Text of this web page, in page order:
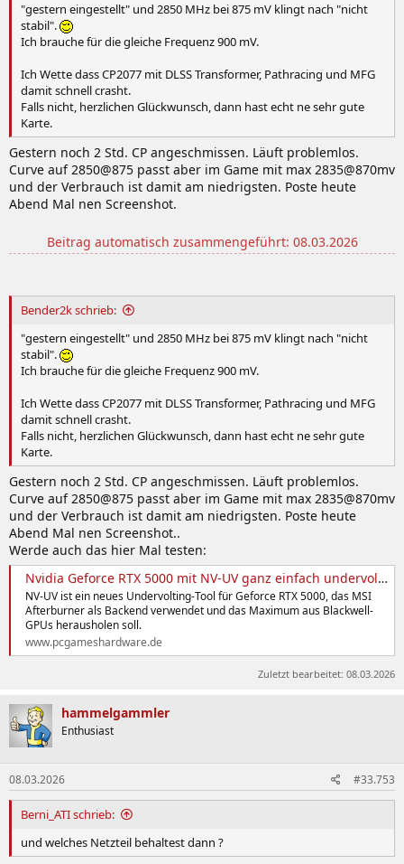
"gestern eingestellt" und 2850 MHz bei 875 mV klingt nach "nicht
stabil".
Ich brauche für die gleiche Frequenz 900 mV.
Ich Wette dass CP2077 mit DLSS Transformer, Pathracing und MFG
damit schnell crasht.
Falls nicht, herzlichen Glückwunsch, dann hast echt ne sehr gute
Karte.
Gestern noch 2 Std. CP angeschmissen. Läuft problemlos.
Curve auf 2850@875 passt aber im Game mit max 2835@870mv
und der Verbrauch ist damit am niedrigsten. Poste heute
Abend Mal nen Screenshot.
Beitrag automatisch zusammengeführt: 08.03.2026
Bender2k schrieb:
"gestern eingestellt" und 2850 MHz bei 875 mV klingt nach "nicht
stabil".
Ich brauche für die gleiche Frequenz 900 mV.
Ich Wette dass CP2077 mit DLSS Transformer, Pathracing und MFG
damit schnell crasht.
Falls nicht, herzlichen Glückwunsch, dann hast echt ne sehr gute
Karte.
Gestern noch 2 Std. CP angeschmissen. Läuft problemlos.
Curve auf 2850@875 passt aber im Game mit max 2835@870mv
und der Verbrauch ist damit am niedrigsten. Poste heute
Abend Mal nen Screenshot..
Werde auch das hier Mal testen:
Nvidia Geforce RTX 5000 mit NV-UV ganz einfach undervolten
NV-UV ist ein neues Undervolting-Tool für Geforce RTX 5000, das MSI
Afterburner als Backend verwendet und das Maximum aus Blackwell-
GPUs herausholen soll.
www.pcgameshardware.de
Zuletzt bearbeitet: 08.03.2026
hammelgammler
Enthusiast
08.03.2026 #33.753
Berni_ATI schrieb:
und welches Netzteil behaltest dann ?